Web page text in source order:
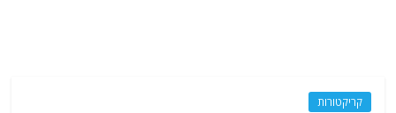
קריקטורות